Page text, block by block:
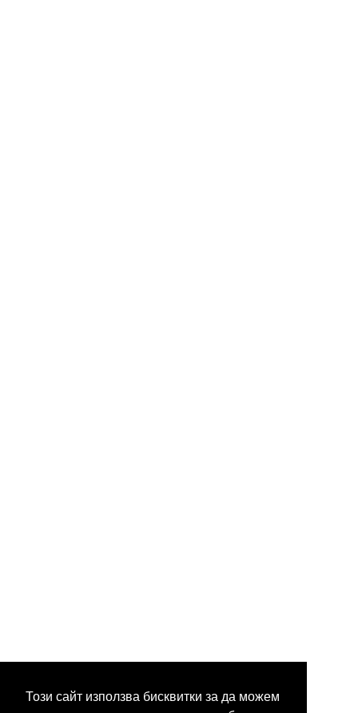
Този сайт използва бисквитки за да можем